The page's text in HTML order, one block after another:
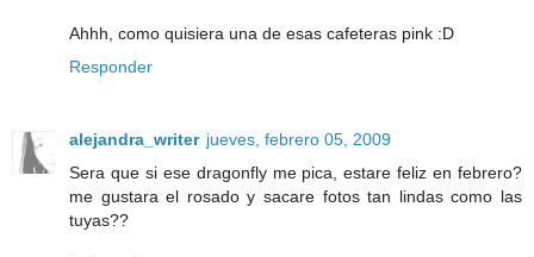
Ahhh, como quisiera una de esas cafeteras pink :D
Responder
alejandra_writer jueves, febrero 05, 2009
Sera que si ese dragonfly me pica, estare feliz en febrero?
me gustara el rosado y sacare fotos tan lindas como las
tuyas??